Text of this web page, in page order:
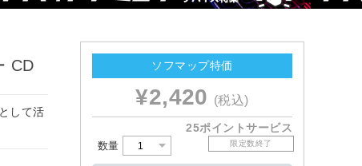
CD
して活
ソフマップ特価
¥2,420 (税込)
25ポイントサービス
数量 限定数終了